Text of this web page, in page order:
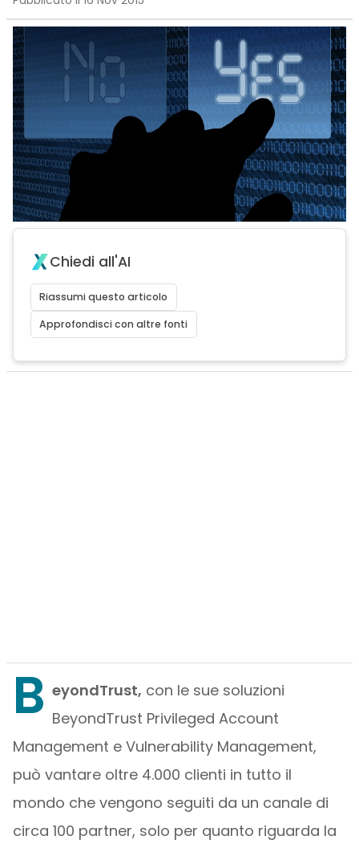
Chiedi all'AI
Riassumi questo articolo
Approfondisci con altre fonti
B eyondTrust, con le sue soluzioni
BeyondTrust Privileged Account
Management e Vulnerability Management,
può vantare oltre 4.000 clienti in tutto il
mondo che vengono seguiti da un canale di
circa 100 partner, solo per quanto riguarda la